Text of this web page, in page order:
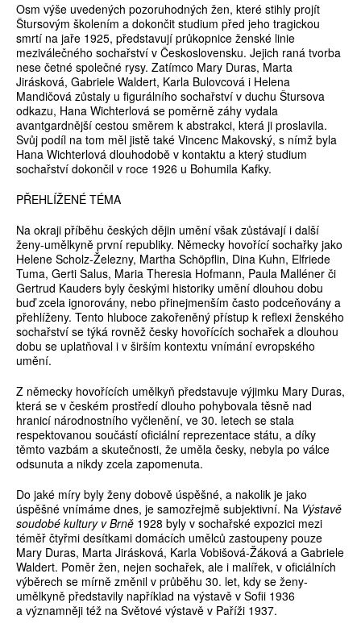
Osm výše uvedených pozoruhodných žen, které stihly projít
Štursovým školením a dokončit studium před jeho tragickou
smrtí na jaře 1925, představují průkopnice ženské linie
meziválečného sochařství v Československu. Jejich raná tvorba
nese četné společné rysy. Zatímco Mary Duras, Marta
Jirásková, Gabriele Waldert, Karla Bulovcová i Helena
Mandičová zůstaly u figurálního sochařství v duchu Štursova
odkazu, Hana Wichterlová se poměrně záhy vydala
avantgardnější cestou směrem k abstrakci, která ji proslavila.
Svůj podíl na tom měl jistě také Vincenc Makovský, s nímž byla
Hana Wichterlová dlouhodobě v kontaktu a který studium
sochařství dokončil v roce 1926 u Bohumila Kafky.
PŘEHLÍŽENÉ TÉMA
Na okraji příběhu českých dějin umění však zůstávají i další
ženy-umělkyně první republiky. Německy hovořící sochařky jako
Helene Scholz-Železny, Martha Schöpflin, Dina Kuhn, Elfriede
Tuma, Gerti Salus, Maria Theresia Hofmann, Paula Malléner či
Gertrud Kauders byly českými historiky umění dlouhou dobu
buď zcela ignorovány, nebo přinejmenším často podceňovány a
přehlíženy. Tento hluboce zakořeněný přístup k reflexi ženského
sochařství se týká rovněž česky hovořících sochařek a dlouhou
dobu se uplatňoval i v širším kontextu vnímání evropského
umění.
Z německy hovořících umělkyň představuje výjimku Mary Duras,
která se v českém prostředí dlouho pohybovala těsně nad
hranicí národnostního vyčlenění, ve 30. letech se stala
respektovanou součástí oficiální reprezentace státu, a díky
těmto vazbám a skutečnosti, že uměla česky, nebyla po válce
odsunuta a nikdy zcela zapomenuta.
Do jaké míry byly ženy dobově úspěšné, a nakolik je jako
úspěšné vnímáme dnes, je samozřejmě subjektivní. Na Výstavě
soudobé kultury v Brně 1928 byly v sochařské expozici mezi
téměř čtyřmi desítkami domácích umělců zastoupeny pouze
Mary Duras, Marta Jirásková, Karla Vobišová-Žáková a Gabriele
Waldert. Poměr žen, nejen sochařek, ale i malířek, v oficiálních
výběrech se mírně změnil v průběhu 30. let, kdy se ženy-
umělkyně představily například na výstavě v Sofii 1936
a významněji též na Světové výstavě v Paříži 1937.